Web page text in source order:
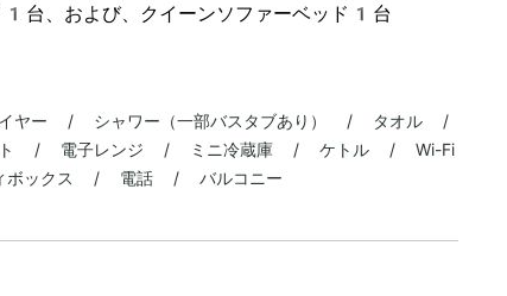
台、および、クイーンソファーベッド1台
ヤー / シャワー（一部バスタブあり） / タオル /
ト / 電子レンジ / ミニ冷蔵庫 / ケトル / Wi-Fi
ックス / 電話 / バルコニー